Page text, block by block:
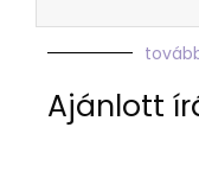
Ajánlott